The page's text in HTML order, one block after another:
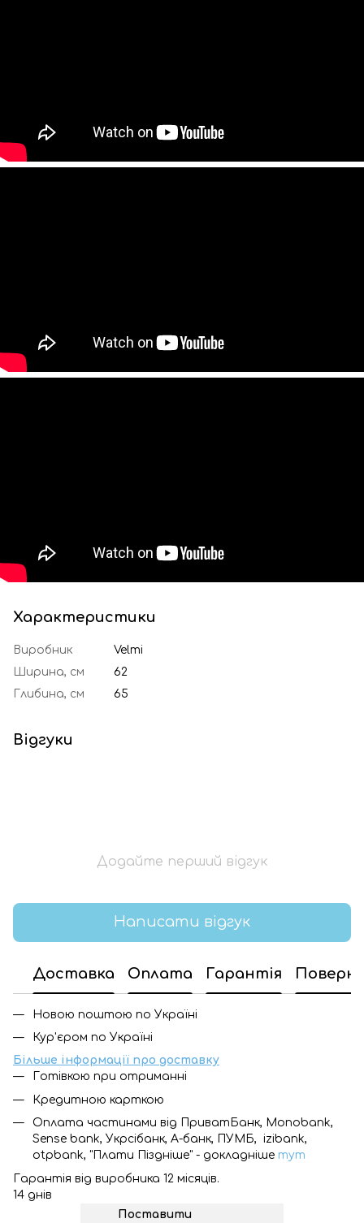
Характеристики
Виробник
Velmi
Ширина, см
62
Глибина, см
65
Відгуки
Додайте перший відгук
Написати відгук
Доставка Оплата Гарантія
Новою поштою по Україні
Кур'єром по Україні
Більше інформації про доставку
Готівкою при отриманні
Кредитною карткою
Оплата частинами від ПриватБанк, Monobank,
Sense bank, Укрсібанк, А-банк, ПУМБ, izibank,
otpbank, "Плати Піздніше" - докладніше тут
Гарантія від виробника 12 місяців.
14 днів
Поставити